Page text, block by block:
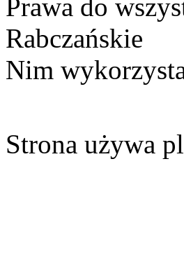
Prawa do
Rabczańskie
Nim
Strona używa